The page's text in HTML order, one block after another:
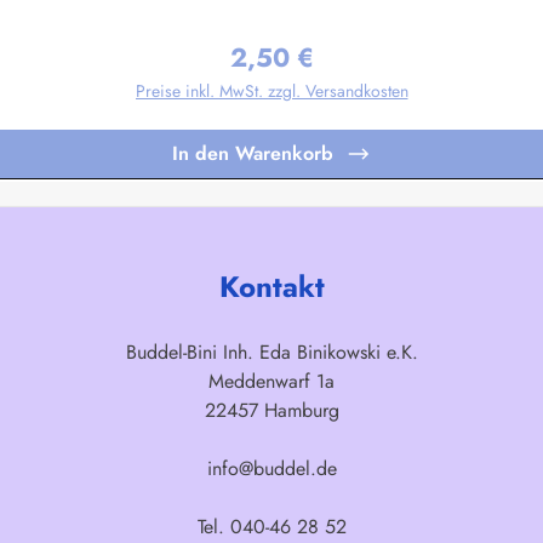
Regulärer Preis:
2,50 €
Preise inkl. MwSt. zzgl. Versandkosten
In den Warenkorb
Kontakt
Buddel-Bini Inh. Eda Binikowski e.K.
Meddenwarf 1a
22457 Hamburg
info@buddel.de
Tel. 040-46 28 52